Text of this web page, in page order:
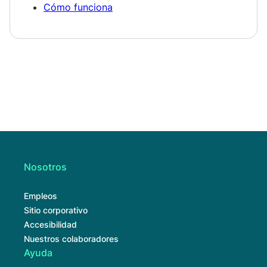
Cómo funciona
Nosotros
Empleos
Sitio corporativo
Accesibilidad
Nuestros colaboradores
Ayuda